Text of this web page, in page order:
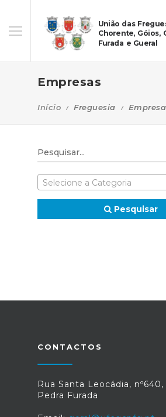
União das
Chorente, Góios,
Furada e Gueral
Empresas
Início Freguesia
Selecione a Categoria
Pesquisar
CONTACTOS
Rua Santa Leocádia, nº640,
Pedra Furada